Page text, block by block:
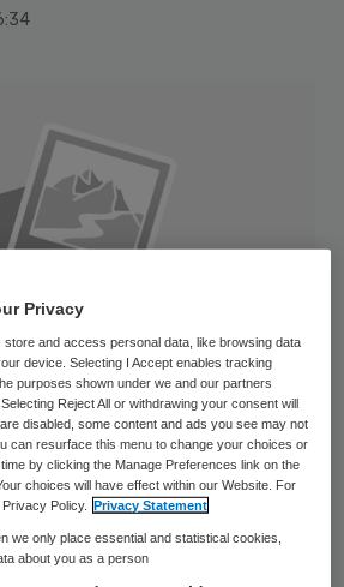
krijgen een
is bedoeld om een
Privacy
store and access personal data, like browsing data
device. Selecting I Accept enables tracking
purposes shown under we and our partners
Reject All or withdrawing your consent will
disabled, some content and ads you see may not
can resurface this menu to change your choices or
by clicking the Manage Preferences link on the
choices will have effect within our Website. For
Policy.
Privacy Statement
we only place essential and statistical cookies,
about you as a person